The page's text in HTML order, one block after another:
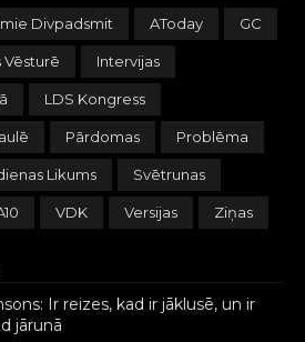
Divpadsmit AToday GC
Vēsturē Intervijas
LDS Kongress
Pārdomas Problēma
Likums Svētrunas
VDK Versijas Ziņas
Ir reizes, kad ir jāklusē, un ir
jārunā